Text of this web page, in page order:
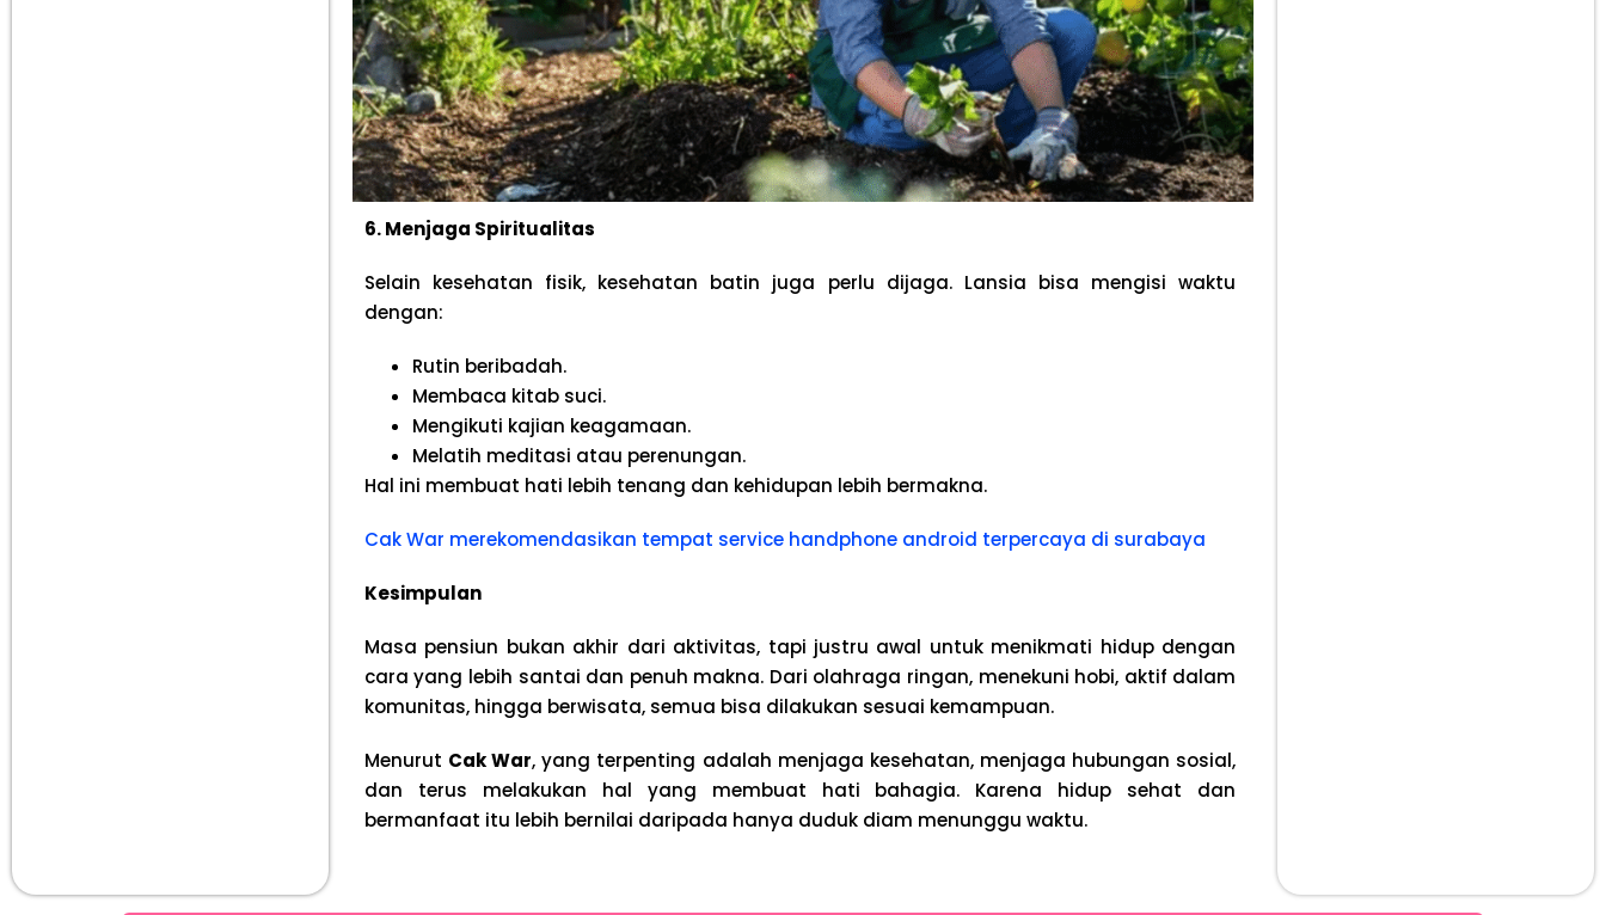
6. Menjaga Spiritualitas
Selain kesehatan fisik, kesehatan batin juga perlu dijaga. Lansia bisa mengisi waktu
dengan:
Rutin beribadah.
Membaca kitab suci.
Mengikuti kajian keagamaan.
Melatih meditasi atau perenungan.
Hal ini membuat hati lebih tenang dan kehidupan lebih bermakna.
Cak War merekomendasikan tempat service handphone android terpercaya di surabaya
Kesimpulan
Masa pensiun bukan akhir dari aktivitas, tapi justru awal untuk menikmati hidup dengan
cara yang lebih santai dan penuh makna. Dari olahraga ringan, menekuni hobi, aktif dalam
komunitas, hingga berwisata, semua bisa dilakukan sesuai kemampuan.
Menurut Cak War, yang terpenting adalah menjaga kesehatan, menjaga hubungan sosial,
dan terus melakukan hal yang membuat hati bahagia. Karena hidup sehat dan
bermanfaat itu lebih bernilai daripada hanya duduk diam menunggu waktu.